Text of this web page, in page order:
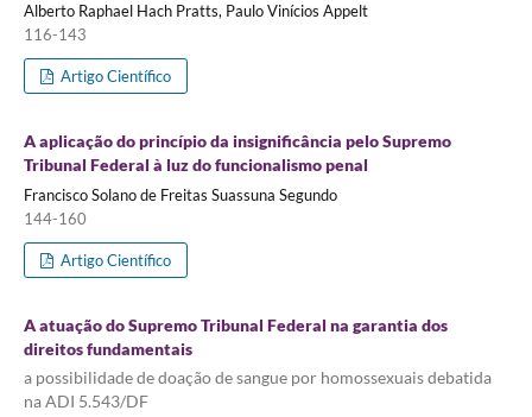
Alberto Raphael Hach Pratts, Paulo Vinícios Appelt
116-143
Artigo Científico
A aplicação do princípio da insignificância pelo Supremo
Tribunal Federal à luz do funcionalismo penal
Francisco Solano de Freitas Suassuna Segundo
144-160
Artigo Científico
A atuação do Supremo Tribunal Federal na garantia dos
direitos fundamentais
a possibilidade de doação de sangue por homossexuais debatida
na ADI 5.543/DF